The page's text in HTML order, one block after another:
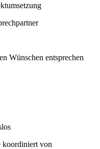
Wünschen entsprechen
koordiniert von